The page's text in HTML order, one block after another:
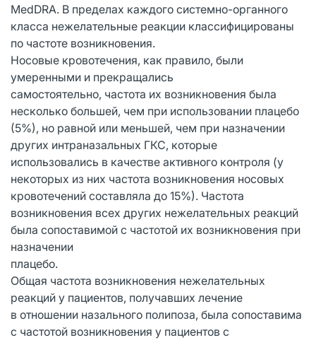
MedDRA. В пределах каждого системно-органного
класса нежелательные реакции классифицированы
по частоте возникновения.
Носовые кровотечения, как правило, были
умеренными и прекращались
самостоятельно, частота их возникновения была
несколько большей, чем при использовании плацебо
(5%), но равной или меньшей, чем при назначении
других интраназальных ГКС, которые
использовались в качестве активного контроля (у
некоторых из них частота возникновения носовых
кровотечений составляла до 15%). Частота
возникновения всех других нежелательных реакций
была сопоставимой с частотой их возникновения при
назначении
плацебо.
Общая частота возникновения нежелательных
реакций у пациентов, получавших лечение
в отношении назального полипоза, была сопоставима
с частотой возникновения у пациентов с